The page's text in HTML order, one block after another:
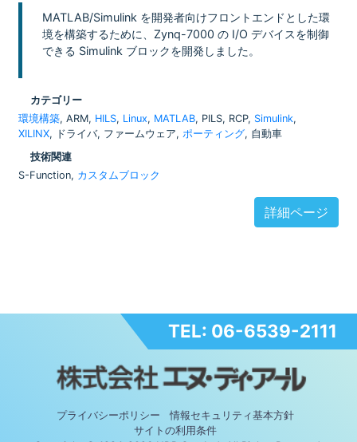
MATLAB/Simulink を開発者向けフロントエンドとした環
境を構築するために、Zynq-7000 の I/O デバイスを制御
できる Simulink ブロックを開発しました。
カテゴリー
環境構築, ARM, HILS, Linux, MATLAB, PILS, RCP, Simulink,
XILINX, ドライバ, ファームウェア, ポーティング, 自動車
技術関連
S-Function, カスタムブロック
詳細ページ
TEL: 06-6539-2111
プライバシーポリシー
情報セキュリティ基本方針
サイトの利用条件